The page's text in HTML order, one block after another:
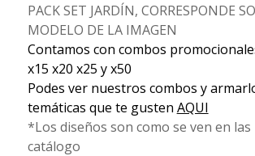
PACK SET JARDÍN, CORRESPONDE
MODELO DE LA IMAGEN
Contamos con combos
x15 x20 x25 y x50
Podes ver nuestros combos y
temáticas que te gusten AQUI
*Los diseños son como se ven en las
catálogo